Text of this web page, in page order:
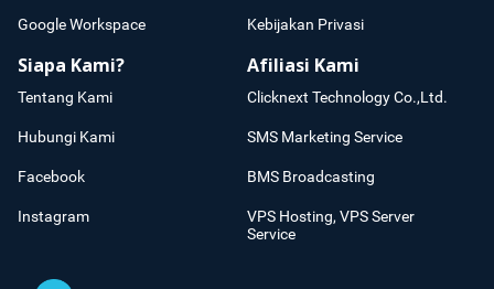
Google Workspace Kebijakan Privasi
Siapa Kami?
Tentang Kami
Hubungi Kami
Facebook
Instagram
Afiliasi Kami
Clicknext Technology Co.,Ltd.
SMS Marketing Service
BMS Broadcasting
VPS Hosting, VPS Server
Service